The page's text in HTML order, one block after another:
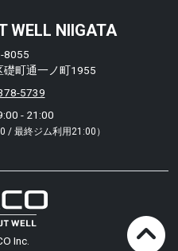
WELL NIIGATA
8055
礎町通一ノ町1955
5739
- 21:00
/ 最終ジム利用21:00）
Inc.